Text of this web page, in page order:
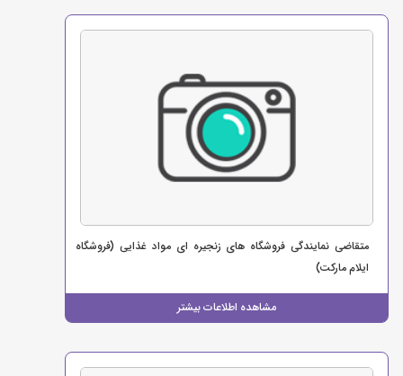
مشاهده اطلاعات بیشتر
متقاضی نمایندگی فروشگاه های زنجیره ای مواد غذایی (فروشگاه
ایلام مارکت)